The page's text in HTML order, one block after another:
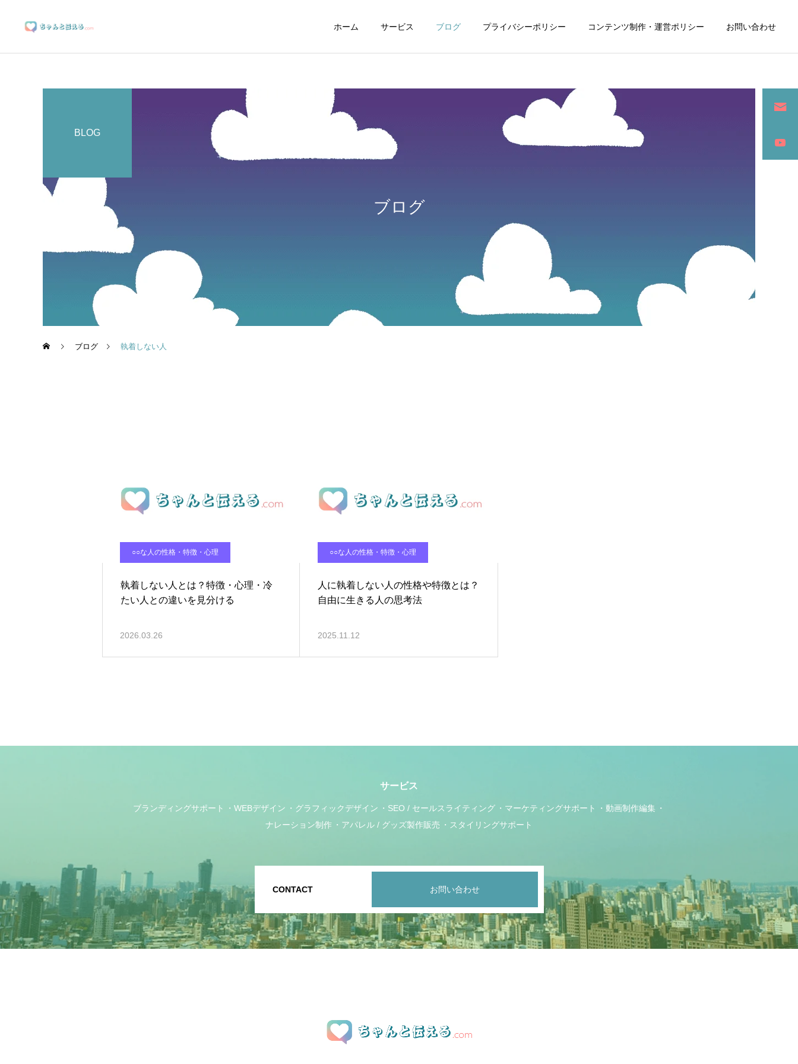
ホーム サービス ブログ プライバシーポリシー コンテンツ制作・運営ポリシー お問い合わせ
詳細を見る
ブランディングサポート グラフィックデザイン SEO / セールスライティング
ブログ
BLOG
ブログ 執着しない人
○○な人の性格・特徴・心理
執着しない人とは？特徴・心理・冷
たい人との違いを見分ける
2026.03.26
○○な人の性格・特徴・心理
人に執着しない人の性格や特徴とは？
自由に生きる人の思考法
2025.11.12
サービス
ブランディングサポート WEBデザイン グラフィックデザイン SEO / セールスライティング マーケティングサポート
動画制作編集
ナレーション制作
アパレル / グッズ製作販売 スタイリングサポート
CONTACT お問い合わせ